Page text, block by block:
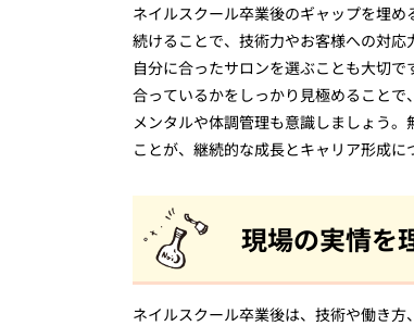
ネイルスクール卒業後のギャップを埋
続けることで、技術力やお客様への対応
自分に合ったサロンを選ぶことも大切
合っているかをしっかり見極めることで
メンタルや体調管理も意識しましょう
ことが、継続的な成長とキャリア形成に
現場の実情を
ネイルスクール卒業後は、技術や働き